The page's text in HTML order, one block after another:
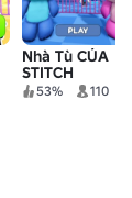
Nhà Tù CỦA
STITCH
FAMILY!
53% 110